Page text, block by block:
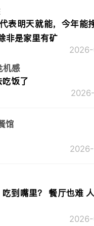
表明天就能，今年能
非是家里有矿
机感
吃饭了
馆
到嘴里？ 餐厅也难